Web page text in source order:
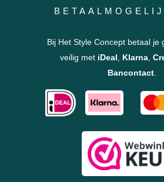
Bij Het Style Concept betaal je
veilig met iDeal Klarna,
Bancontact.